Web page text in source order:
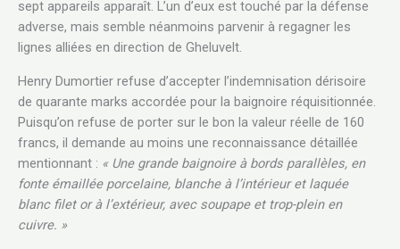
sept appareils apparaît. L’un d’eux est touché par la défense
adverse, mais semble néanmoins parvenir à regagner les
lignes alliées en direction de Gheluvelt.
Henry Dumortier refuse d’accepter l’indemnisation dérisoire
de quarante marks accordée pour la baignoire réquisitionnée.
Puisqu’on refuse de porter sur le bon la valeur réelle de 160
francs, il demande au moins une reconnaissance détaillée
mentionnant : « Une grande baignoire à bords parallèles, en
fonte émaillée porcelaine, blanche à l’intérieur et laquée
blanc filet or à l’extérieur, avec soupape et trop-plein en
cuivre. »